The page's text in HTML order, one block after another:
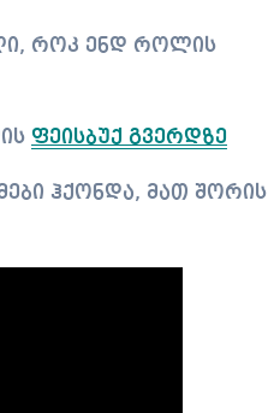
ფეისბუქ გვერდზე
ჰქონდა, მათ შორის